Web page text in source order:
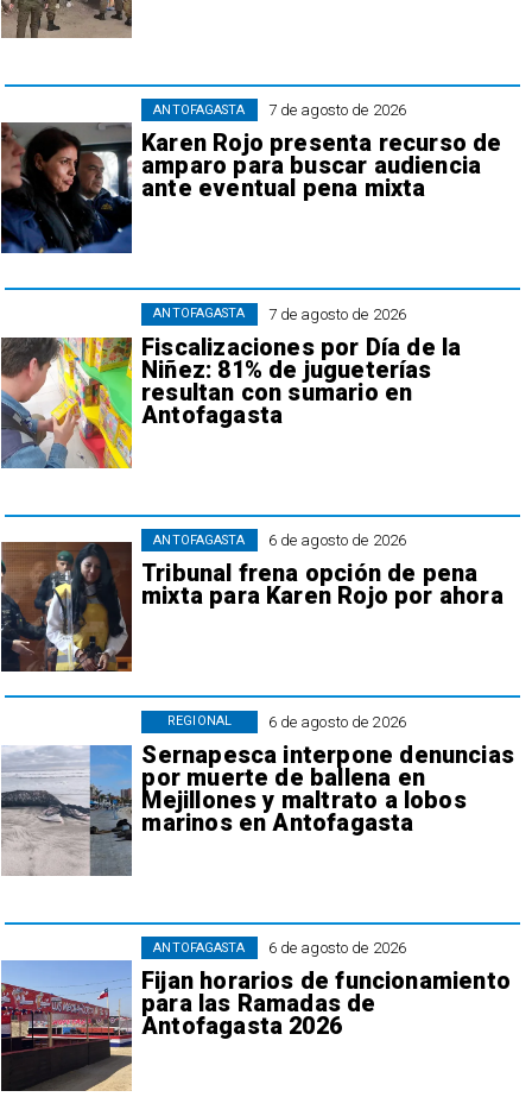
7 de agosto de 2026
Karen Rojo presenta recurso de
amparo para buscar audiencia
ante eventual pena mixta
ANTOFAGASTA
7 de agosto de 2026
Fiscalizaciones por Día de la
Niñez: 81% de jugueterías
resultan con sumario en
Antofagasta
ANTOFAGASTA
6 de agosto de 2026
Tribunal frena opción de pena
mixta para Karen Rojo por ahora
ANTOFAGASTA
6 de agosto de 2026
Sernapesca interpone denuncias
por muerte de ballena en
Mejillones y maltrato a lobos
marinos en Antofagasta
REGIONAL
6 de agosto de 2026
Fijan horarios de funcionamiento
para las Ramadas de
Antofagasta 2026
ANTOFAGASTA